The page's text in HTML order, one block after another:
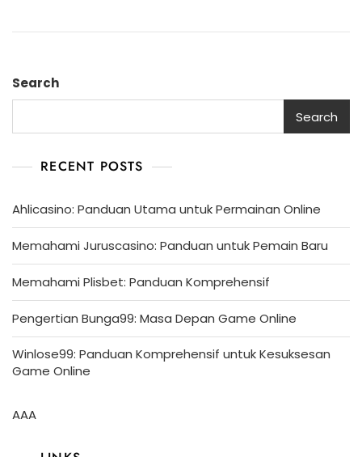
Search
Search
RECENT POSTS
Ahlicasino: Panduan Utama untuk Permainan Online
Memahami Juruscasino: Panduan untuk Pemain Baru
Memahami Plisbet: Panduan Komprehensif
Pengertian Bunga99: Masa Depan Game Online
Winlose99: Panduan Komprehensif untuk Kesuksesan
Game Online
AAA